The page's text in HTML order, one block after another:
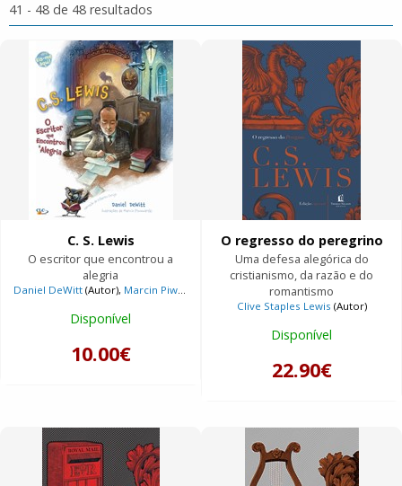
41 - 48 de 48 resultados
C. S. Lewis
O escritor que encontrou a
alegria
Daniel DeWitt (Autor), Marcin Piwowarski (Ilustrador),Clive Staples Lewis
Disponível
10.00€
O regresso do peregrino
Uma defesa alegórica do
cristianismo, da razão e do
romantismo
Clive Staples Lewis (Autor)
Disponível
22.90€